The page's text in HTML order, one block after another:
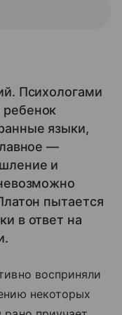
Психологами
языки,
—
и
пытается
в ответ на
восприняли
некоторых